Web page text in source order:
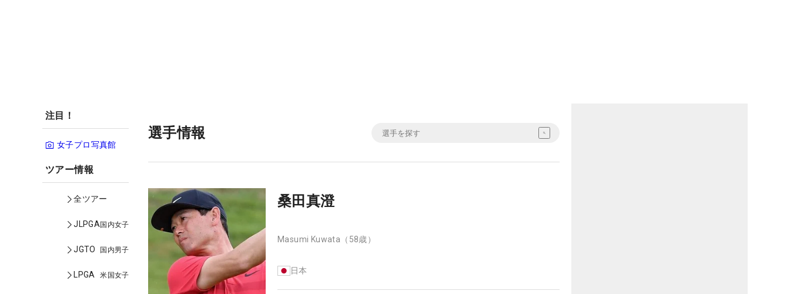
注目！
女子プロ写真館
ツアー情報
全ツアー
JLPGA国内女子
JGTO 国内男子
LPGA 米国女子
選手情報
桑田真澄
Masumi Kuwata （58歳）
日本